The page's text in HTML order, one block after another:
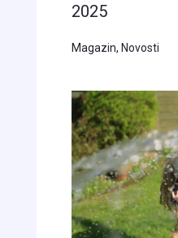
2025
Magazin, Novosti